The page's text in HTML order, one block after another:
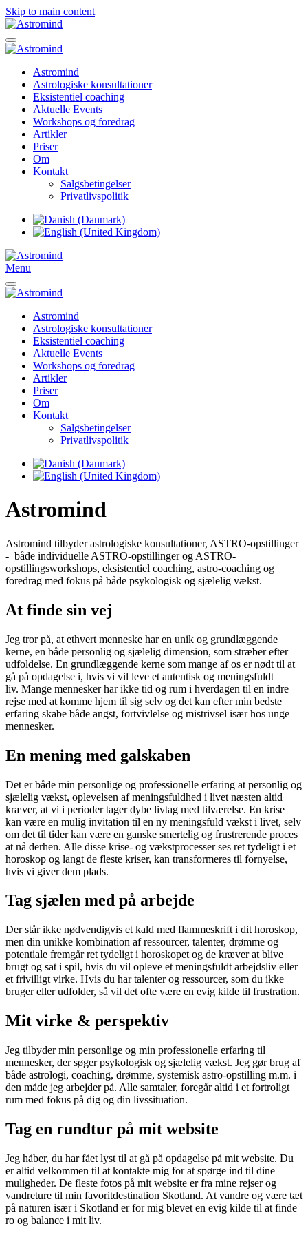
Skip to main content
Astromind
Astrologiske konsultationer
Eksistentiel coaching
Aktuelle Events
Workshops og foredrag
Artikler
Priser
Om
Kontakt
Salgsbetingelser
Privatlivspolitik
Menu
Astromind
Astrologiske konsultationer
Eksistentiel coaching
Aktuelle Events
Workshops og foredrag
Artikler
Priser
Om
Kontakt
Salgsbetingelser
Privatlivspolitik
Astromind
Astromind tilbyder astrologiske konsultationer, ASTRO-opstillinger
- både individuelle ASTRO-opstillinger og ASTRO-
opstillingsworkshops, eksistentiel coaching, astro-coaching og
foredrag med fokus på både psykologisk og sjælelig vækst.
At finde sin vej
Jeg tror på, at ethvert menneske har en unik og grundlæggende
kerne, en både personlig og sjælelig dimension, som stræber efter
udfoldelse. En grundlæggende kerne som mange af os er nødt til at
gå på opdagelse i, hvis vi vil leve et autentisk og meningsfuldt
liv. Mange mennesker har ikke tid og rum i hverdagen til en indre
rejse med at komme hjem til sig selv og det kan efter min bedste
erfaring skabe både angst, fortvivlelse og mistrivsel især hos unge
mennesker.
En mening med galskaben
Det er både min personlige og professionelle erfaring at personlig og
sjælelig vækst, oplevelsen af meningsfuldhed i livet næsten altid
kræver, at vi i perioder tager dybe livtag med tilværelse. En krise
kan være en mulig invitation til en ny meningsfuld vækst i livet, selv
om det til tider kan være en ganske smertelig og frustrerende proces
at nå derhen. Alle disse krise- og vækstprocesser ses ret tydeligt i et
horoskop og langt de fleste kriser, kan transformeres til fornyelse,
hvis vi giver dem plads.
Tag sjælen med på arbejde
Der står ikke nødvendigvis et kald med flammeskrift i dit horoskop,
men din unikke kombination af ressourcer, talenter, drømme og
potentiale fremgår ret tydeligt i horoskopet og de kræver at blive
brugt og sat i spil, hvis du vil opleve et meningsfuldt arbejdsliv eller
et frivilligt virke. Hvis du har talenter og ressourcer, som du ikke
bruger eller udfolder, så vil det ofte være en evig kilde til frustration.
Mit virke & perspektiv
Jeg tilbyder min personlige og min professionelle erfaring til
mennesker, der søger psykologisk og sjælelig vækst. Jeg gør brug af
både astrologi, coaching, drømme, systemisk astro-opstilling m.m. i
den måde jeg arbejder på. Alle samtaler, foregår altid i et fortroligt
rum med fokus på dig og din livssituation.
Tag en rundtur på mit website
Jeg håber, du har fået lyst til at gå på opdagelse på mit website. Du
er altid velkommen til at kontakte mig for at spørge ind til dine
muligheder. De fleste fotos på mit website er fra mine rejser og
vandreture til min favoritdestination Skotland. At vandre og være tæt
på naturen især i Skotland er for mig blevet en evig kilde til at finde
ro og balance i mit liv.